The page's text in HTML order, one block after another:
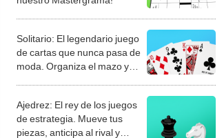
Solitario: El legendario juego
de cartas que nunca pasa de
moda. Organiza el mazo y
Ajedrez: El rey de los juegos
de estrategia. Mueve tus
piezas, anticipa al rival y